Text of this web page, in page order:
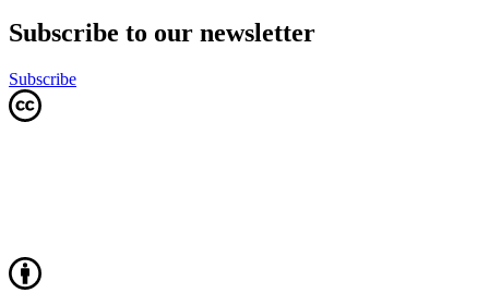
Subscribe to our newsletter
Subscribe